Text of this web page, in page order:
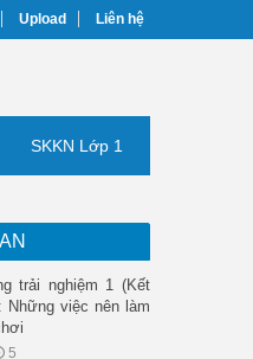
Upload Liên hệ
SKKN Lớp 1
trải nghiệm 1 (Kết
Những việc nên làm
5